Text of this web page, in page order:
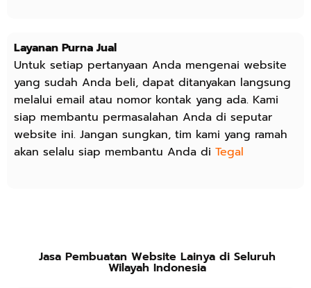
Layanan Purna Jual
Untuk setiap pertanyaan Anda mengenai website
yang sudah Anda beli, dapat ditanyakan langsung
melalui email atau nomor kontak yang ada. Kami
siap membantu permasalahan Anda di seputar
website ini. Jangan sungkan, tim kami yang ramah
akan selalu siap membantu Anda di Tegal
Jasa Pembuatan Website Lainya di Seluruh
Wilayah Indonesia